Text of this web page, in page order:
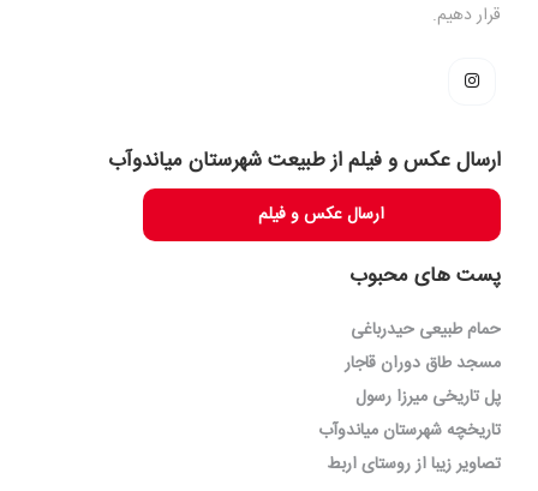
قرار دهیم.
ارسال عکس و فیلم از طبیعت شهرستان میاندوآب
ارسال عکس و فیلم
پست های محبوب
حمام طبیعی حیدرباغی
مسجد طاق دوران قاجار
پل تاریخی میرزا رسول
تاریخچه شهرستان میاندوآب
تصاویر زیبا از روستای اربط